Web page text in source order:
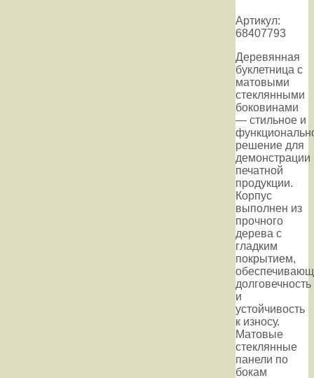
Артикул:
68407793
Деревянная
буклетница с
матовыми
стеклянными
боковинами
— стильное и
решение для
демонстрации
печатной
продукции.
Корпус
выполнен из
прочного
дерева с
гладким
покрытием,
долговечность
и
устойчивость
к износу.
Матовые
стеклянные
панели по
бокам